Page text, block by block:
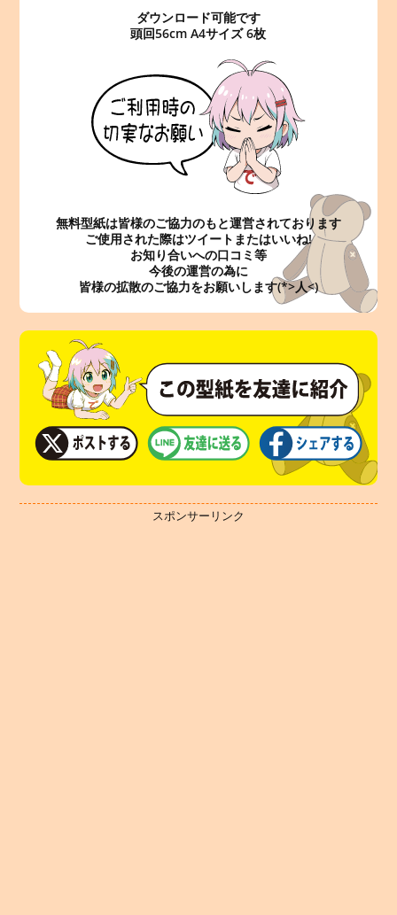
ダウンロード可能です
頭回56cm A4サイズ 6枚
無料型紙は皆様のご協力のもと運営されております
ご使用された際はツイートまたはいいね!
お知り合いへの口コミ等
今後の運営の為に
皆様の拡散のご協力をお願いします(*>人<)
スポンサーリンク